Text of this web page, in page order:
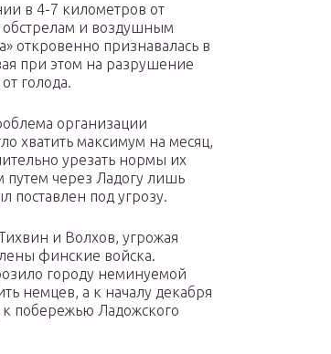
в 4-7 километров от
и воздушным
откровенно признавалась в
при этом на разрушение
голода.
организации
хватить максимум на месяц,
урезать нормы их
через Ладогу лишь
поставлен под угрозу.
и Волхов, угрожая
финские войска.
городу неминуемой
немцев, а к началу декабря
побережью Ладожского